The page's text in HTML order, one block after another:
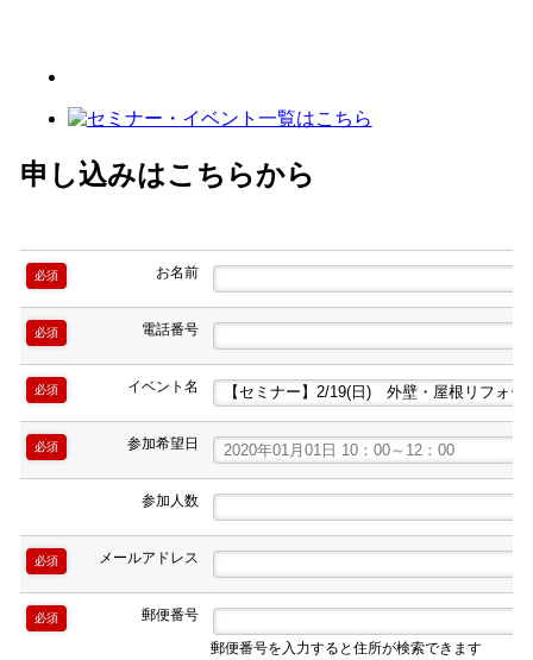
申し込みはこちらから
必須 お名前
必須 電話番号
必須 イベント名
必須 参加希望日
参加人数
必須 メールアドレス
必須
郵便番号
郵便番号を入力すると住所が検索できます